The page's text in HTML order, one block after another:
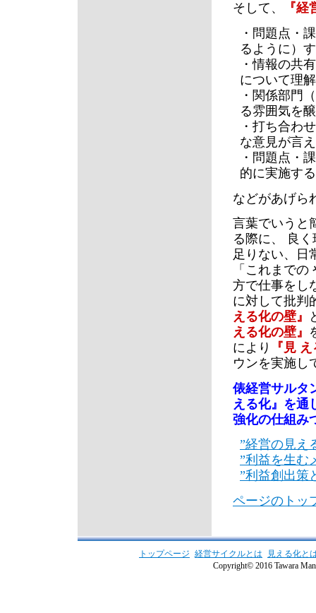
そして、
『
・問題点・
るように）
・情報の共
について理
・関係部門
る雰囲気を
・打ち合わ
な意見が言
・問題点・
的に実施す
などがあげら
言葉でいうと
る際に、 良
足りない、日
「これまで
方で仕事をし
に対して批判
える化の壁』
える化の壁』
により
『見
ウンを実施し
俵経営サルタ
える化』を通
強化の仕組み
”経営の見え
”利益を生む
”利益創出策
ページのトッ
トップページ 経営サイクルとは
見える化と
Copyright© 2016 Tawara